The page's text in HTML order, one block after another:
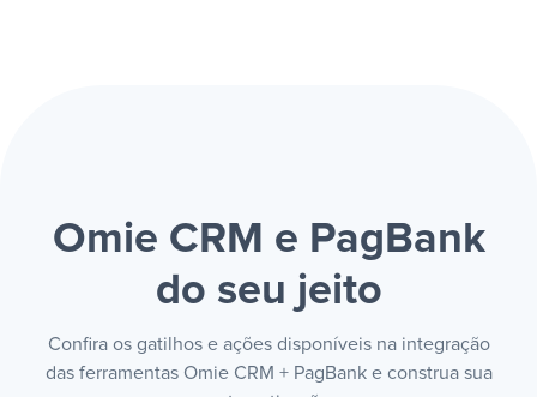
Omie CRM e PagBank
do seu jeito
Confira os gatilhos e ações disponíveis na integração
das ferramentas Omie CRM + PagBank e construa sua